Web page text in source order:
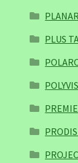
PLANAR
PLUS